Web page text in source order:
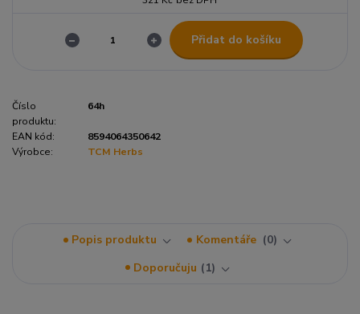
Přidat do košíku
Číslo
produktu:
64h
EAN kód:
8594064350642
Výrobce:
TCM Herbs
Popis produktu Komentáře
0
Doporučuju
1